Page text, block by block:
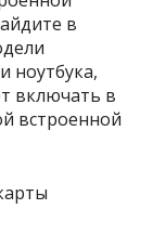
в
ноутбука,
включать в
встроенной